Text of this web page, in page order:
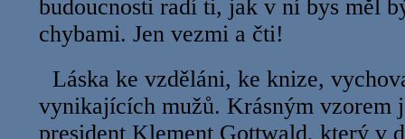
budoucnosti radí ti, jak v ní bys měl
chybami. Jen vezmi a čti!
Láska ke vzděláni, ke knize,
vynikajících mužů. Krásným vzorem
president Klement Gottwald, který v